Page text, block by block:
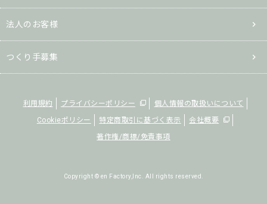
法人のお客様
つくり手募集
利用規約 プライバシーポリシー
個人情報の取扱いについて
Cookieポリシー
特定商取引に基づく表示
会社概要
著作権/商標/免責事項
Copyright © en Factory,Inc. All rights reserved.